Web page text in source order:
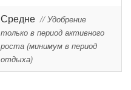
Средне // Удобрение
только в период активного
роста (минимум в период
отдыха)